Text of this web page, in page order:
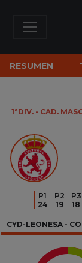
RESUMEN
1ªDIV. - CAD.
P1
24
P2
19
P3
18
CYD-LEONESA -